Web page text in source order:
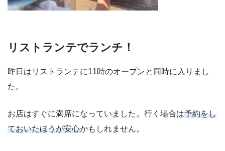
リストランテでランチ！
昨日はリストランテに11時のオープンと同時に入りまし
た。
お店はすぐに満席になっていました。行く場合は予約をし
ておいたほうが安心かもしれません。